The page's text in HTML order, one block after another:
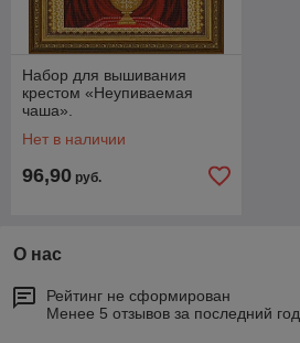
Набор для вышивания
крестом «Неупиваемая
чаша».
Нет в наличии
96,90 руб.
О нас
Рейтинг не сформирован
Менее 5 отзывов за последний год